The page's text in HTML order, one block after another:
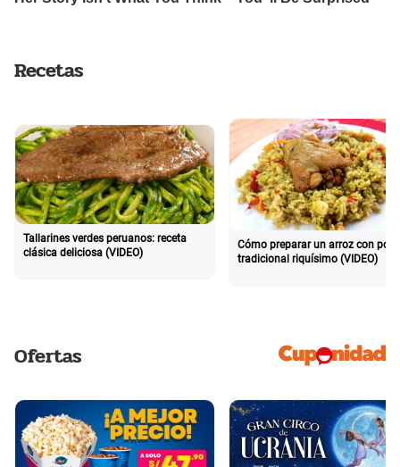
Recetas
Tallarines verdes peruanos: receta
clásica deliciosa (VIDEO)
Cómo preparar un arroz con pollo
tradicional riquísimo (VIDEO)
Ofertas